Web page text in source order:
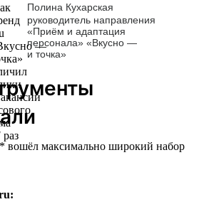
Полина Кухарская
руководитель направления
«Приём и адаптация
персонала» «Вкусно —
и точка»
вошёл максимально широкий набор